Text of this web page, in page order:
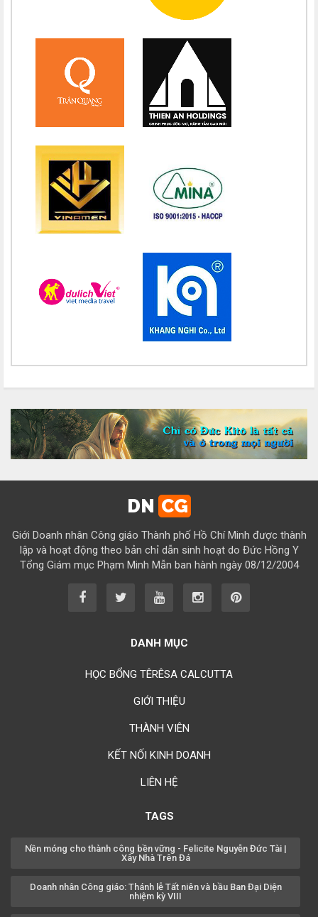
Chúc mừng bổn mạng Chị Maria Nguyễn Thị Bích Thuận 15/08
Chúc mừng bổn mạng Chị Maria Đặng Thị Lan Hương 15/08
Chúc mừng bổn mạng Chị Maria Nguyễn Nhiệm Mầu 15/08
Chúc mừng bổn mạng Chị Maria Nguyễn Mỹ Quỳnh Loan 15/08
Chúc mừng bổn mạng Chị Maria Vũ Thị Hà 15/08
Chúc mừng bổn mạng Chị Maria Nguyễn Thị Thành 15/08
Chúc mừng bổn mạng Chị Maria Lai Thị Lan Anh 15/08
Chúc mừng bổn mạng Chị Maria Nguyễn Thị Thuận 15/08
Chúc mừng bổn mạng Chị Maria Đỗ Thị Nguyệt 15/08
Chúc mừng bổn mạng Chị Maria Trần Thị Công Anh 15/08
Chúc mừng bổn mạng Chị Maria Đỗ Thị Tâm 15/08
Chúc mừng bổn mạng Chị Maria Lương Thị Hồng 15/08
Chúc mừng bổn mạng Chị Maria Ngô Thị Yến 15/08
Chúc mừng bổn mạng Chị Maria Nguyễn Tuấn Đông Quân 15/08
Chúc mừng bổn mạng Chị Maria Lâm Thanh Trúc 15/08
Chúc mừng bổn mạng Chị Maria Từ Ngọc Phụng 15/08
Chúc mừng bổn mạng Chị Rosa Nguyễn Mến Quý 23/08
DN CG
Giới Doanh nhân Công giáo Thành phố Hồ Chí Minh được thành
lập và hoạt động theo bản chỉ dẫn sinh hoạt do Đức Hồng Y
Tổng Giám mục Phạm Minh Mẫn ban hành ngày 08/12/2004
DANH MỤC
HỌC BỔNG TÊRÊSA CALCUTTA
GIỚI THIỆU
THÀNH VIÊN
KẾT NỐI KINH DOANH
LIÊN HỆ
TAGS
Nền móng cho thành công bền vững - Felicite Nguyễn Đức Tài |
Xây Nhà Trên Đá
Doanh nhân Công giáo: Thánh lễ Tất niên và bầu Ban Đại Diện
nhiệm kỳ VIII